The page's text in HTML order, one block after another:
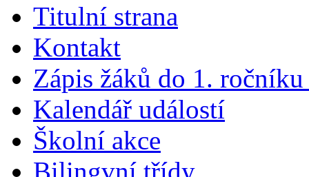
Titulní strana
Kontakt
Zápis žáků do 1.
Kalendář událostí
Školní akce
Bilingvní třídy